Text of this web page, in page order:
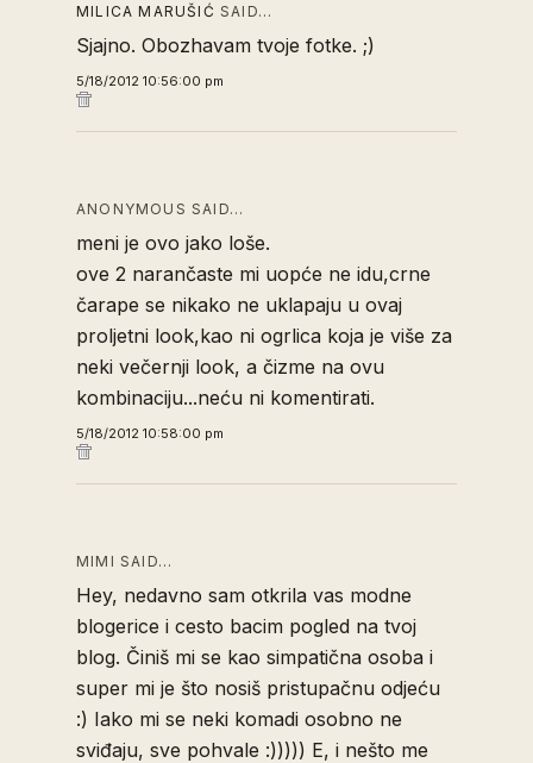
MILICA MARUŠIĆ SAID…
Sjajno. Obozhavam tvoje fotke. ;)
5/18/2012 10:56:00 pm
ANONYMOUS SAID…
meni je ovo jako loše.
ove 2 narančaste mi uopće ne idu,crne
čarape se nikako ne uklapaju u ovaj
proljetni look,kao ni ogrlica koja je više za
neki večernji look, a čizme na ovu
kombinaciju...neću ni komentirati.
5/18/2012 10:58:00 pm
MIMI SAID…
Hey, nedavno sam otkrila vas modne
blogerice i cesto bacim pogled na tvoj
blog. Činiš mi se kao simpatična osoba i
super mi je što nosiš pristupačnu odjeću
:) Iako mi se neki komadi osobno ne
sviđaju, sve pohvale :))))) E, i nešto me